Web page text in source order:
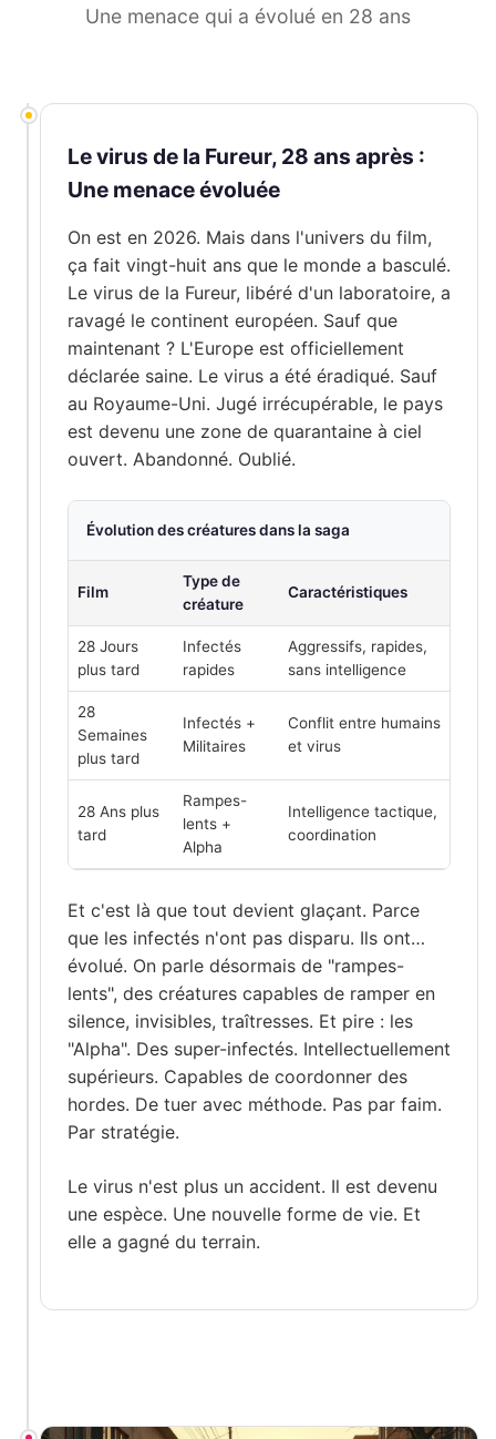
Une menace qui a évolué en 28 ans
Le virus de la Fureur, 28 ans après :
Une menace évoluée
On est en 2026. Mais dans l'univers du film,
ça fait vingt-huit ans que le monde a basculé.
Le virus de la Fureur, libéré d'un laboratoire, a
ravagé le continent européen. Sauf que
maintenant ? L'Europe est officiellement
déclarée saine. Le virus a été éradiqué. Sauf
au Royaume-Uni. Jugé irrécupérable, le pays
est devenu une zone de quarantaine à ciel
ouvert. Abandonné. Oublié.
Évolution des créatures dans la saga
Film
Type de
créature
Caractéristiques
28 Jours
plus tard
Infectés
rapides
Aggressifs, rapides,
sans intelligence
28
Semaines
plus tard
Infectés +
Militaires
Conflit entre humains
et virus
28 Ans plus
tard
Rampes-
lents +
Alpha
Intelligence tactique,
coordination
Et c'est là que tout devient glaçant. Parce
que les infectés n'ont pas disparu. Ils ont…
évolué. On parle désormais de "rampes-
lents", des créatures capables de ramper en
silence, invisibles, traîtresses. Et pire : les
"Alpha". Des super-infectés. Intellectuellement
supérieurs. Capables de coordonner des
hordes. De tuer avec méthode. Pas par faim.
Par stratégie.
Le virus n'est plus un accident. Il est devenu
une espèce. Une nouvelle forme de vie. Et
elle a gagné du terrain.